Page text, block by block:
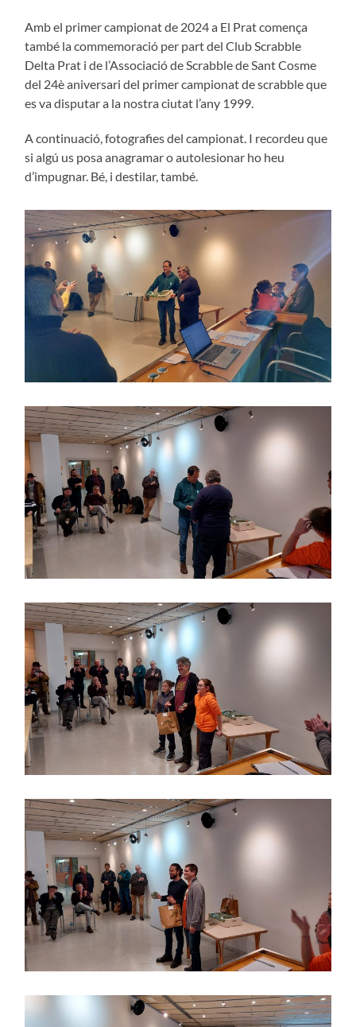
Amb el primer campionat de 2024 a El Prat comença
també la commemoració per part del Club Scrabble
Delta Prat i de l’Associació de Scrabble de Sant Cosme
del 24è aniversari del primer campionat de scrabble que
es va disputar a la nostra ciutat l’any 1999.
A continuació, fotografies del campionat. I recordeu que
si algú us posa anagramar o autolesionar ho heu
d’impugnar. Bé, i destilar, també.